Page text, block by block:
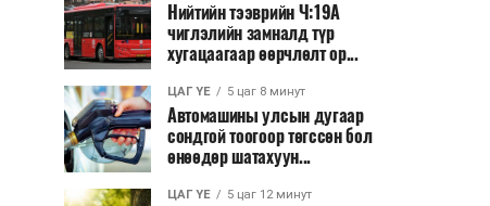
Нийтийн тээврийн Ч:19А
чиглэлийн замналд түр
хугацаагаар өөрчлөлт ор...
ЦАГ ҮЕ 5 цаг 8 минут
Автомашины улсын дугаар
сондгой тоогоор төгссөн бол
өнөөдөр шатахуун...
ЦАГ ҮЕ 5 цаг 12 минут